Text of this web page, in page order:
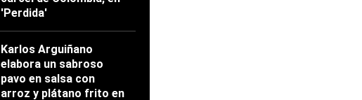
'Perdida'
Karlos Arguiñano
elabora un sabroso
pavo en salsa con
arroz y plátano frito en